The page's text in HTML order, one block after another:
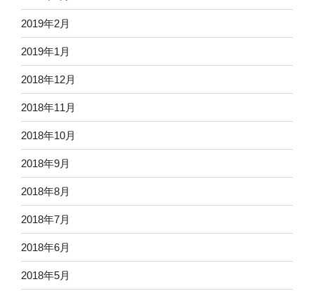
2019年2月
2019年1月
2018年12月
2018年11月
2018年10月
2018年9月
2018年8月
2018年7月
2018年6月
2018年5月